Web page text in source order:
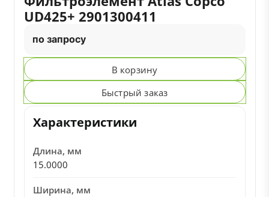
UD425+ 2901300411
по запросу
В корзину
Быстрый заказ
Характеристики
Длина, мм
15.0000
Ширина, мм